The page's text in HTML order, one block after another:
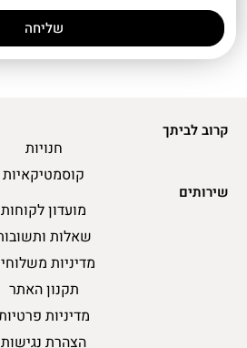
שליחה
קרוב לביתך
חנויות
קוסמטיקאיות
שירותים
מועדון לקוחות
שאלות
מדיניות
תקנון האתר
מדיניות
הצהרת נגישות